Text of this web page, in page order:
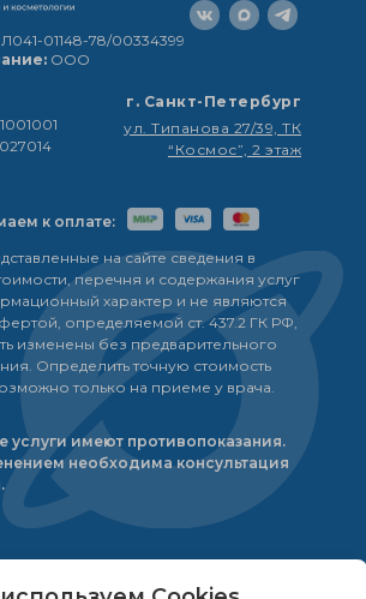
196211, г. Санкт-
ул. Типанова 27/39, ТК
“Космос”, 2 этаж
г. Санкт-Петербург
01148-78/00334399
ООО
на сайте сведения в
перечня и содержания услуг
характер и не являются
определяемой ст. 437.2 ГК РФ,
изменены без предварительного
Определить точную стоимость
только на приеме у врача.
услуги имеют противопоказания.
необходима консультация
к оплате: